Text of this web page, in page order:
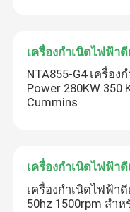
เครื่องกำเนิดไฟฟ้า
NTA855-G4 เครื่อ
Power 280KW 350
Cummins
เครื่องกำเนิดไฟฟ้า
เครื่องกำเนิดไฟฟ้าดี
50hz 1500rpm สำ